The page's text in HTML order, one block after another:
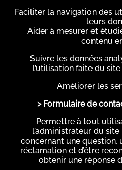
Faciliter la navigation des
leurs
Aider à mesurer et
contenu
Suivre les données
l’utilisation faite du
Améliorer les
> Formulaire de
Permettre à tout
l’administrateur du
concernant une question,
réclamation et d’être
obtenir une réponse